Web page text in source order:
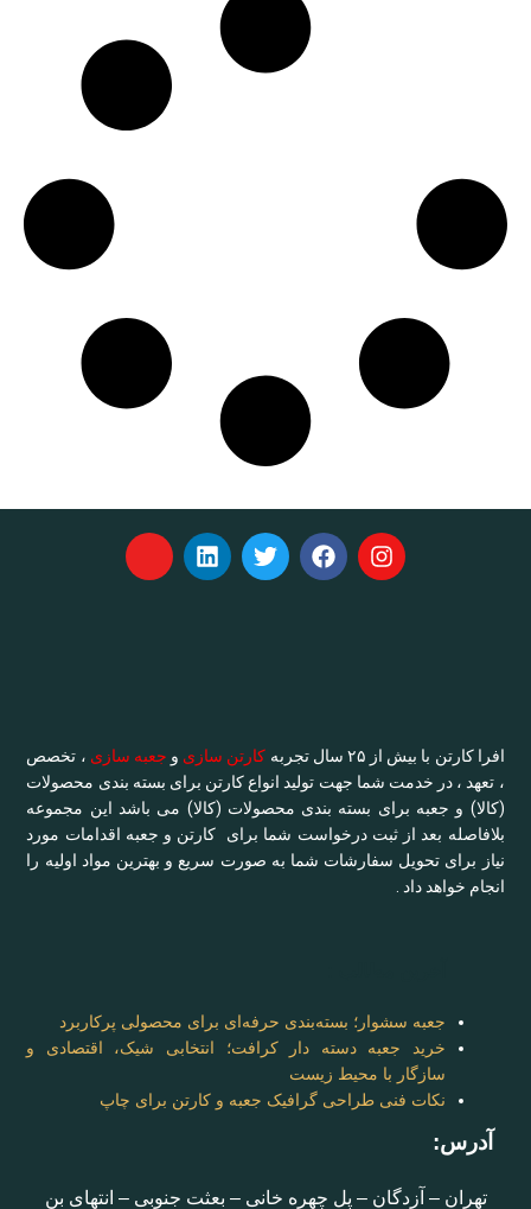
افرا کارتن با بیش از ۲۵ سال تجربه کارتن سازی و جعبه سازی ، تخصص
، تعهد ، در خدمت شما جهت تولید انواع کارتن برای بسته بندی محصولات
(کالا) و جعبه برای بسته بندی محصولات (کالا) می باشد این مجموعه
بلافاصله بعد از ثبت درخواست شما برای کارتن و جعبه اقدامات مورد
نیاز برای تحویل سفارشات شما به صورت سریع و بهترین مواد اولیه را
انجام خواهد داد .
جعبه سشوار؛ بسته‌بندی حرفه‌ای برای محصولی پرکاربرد
خرید جعبه دسته دار کرافت؛ انتخابی شیک، اقتصادی و
سازگار با محیط زیست
نکات فنی طراحی گرافیک جعبه و کارتن برای چاپ
آدرس:
تهران – آزدگان – پل چهره خانی – بعثت جنوبی – انتهای بن